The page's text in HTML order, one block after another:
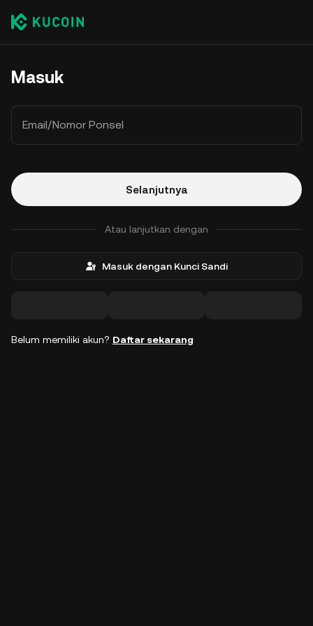
Masuk
Email/Nomor Ponsel
Selanjutnya
Atau lanjutkan dengan
Masuk dengan Kunci Sandi
Belum memiliki akun? Daftar sekarang